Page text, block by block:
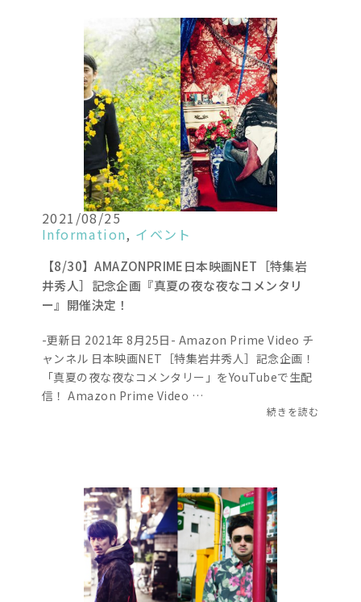
2021/08/25
Information, イベント
【8/30】AMAZONPRIME日本映画NET［特集岩
井秀人］記念企画『真夏の夜な夜なコメンタリ
ー』開催決定！
-更新日 2021年 8月25日- Amazon Prime Video チ
ャンネル 日本映画NET［特集岩井秀人］記念企画！
「真夏の夜な夜なコメンタリー」をYouTubeで生配
信！ Amazon Prime Video …
続きを読む